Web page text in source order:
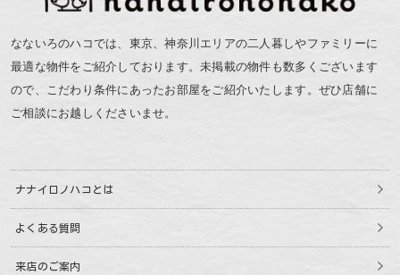
なないろのハコでは、東京、神奈川エリアの二人暮しやファミリーに
最適な物件をご紹介しております。未掲載の物件も数多くございます
ので、こだわり条件にあったお部屋をご紹介いたします。ぜひ店舗に
ご相談にお越しくださいませ。
ナナイロノハコとは
よくある質問
来店のご案内